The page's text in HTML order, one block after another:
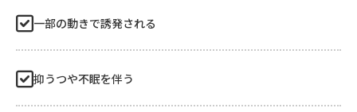
一部の動きで誘発される
抑うつや不眠を伴う